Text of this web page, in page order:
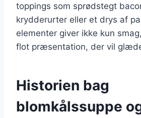
toppings som sprødstegt
krydderurter eller et drys af
elementer giver ikke kun
flot præsentation, der vil
Historien bag
blomkålssuppe